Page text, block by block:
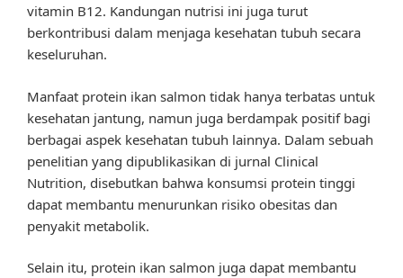
vitamin B12. Kandungan nutrisi ini juga turut
berkontribusi dalam menjaga kesehatan tubuh secara
keseluruhan.
Manfaat protein ikan salmon tidak hanya terbatas untuk
kesehatan jantung, namun juga berdampak positif bagi
berbagai aspek kesehatan tubuh lainnya. Dalam sebuah
penelitian yang dipublikasikan di jurnal Clinical
Nutrition, disebutkan bahwa konsumsi protein tinggi
dapat membantu menurunkan risiko obesitas dan
penyakit metabolik.
Selain itu, protein ikan salmon juga dapat membantu